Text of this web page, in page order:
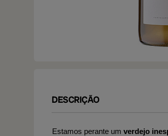
DESCRIÇÃO
Estamos perante um verdejo